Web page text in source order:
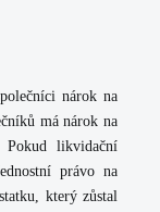
nárok na
má nárok na
Pokud likvidační
právo na
který zůstal